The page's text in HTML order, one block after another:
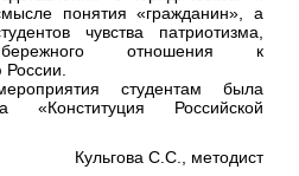
понятия «гражданин», а
чувства патриотизма,
бережного отношения к
России.
студентам была
«Конституция Российской
Кульгова С.С., методист